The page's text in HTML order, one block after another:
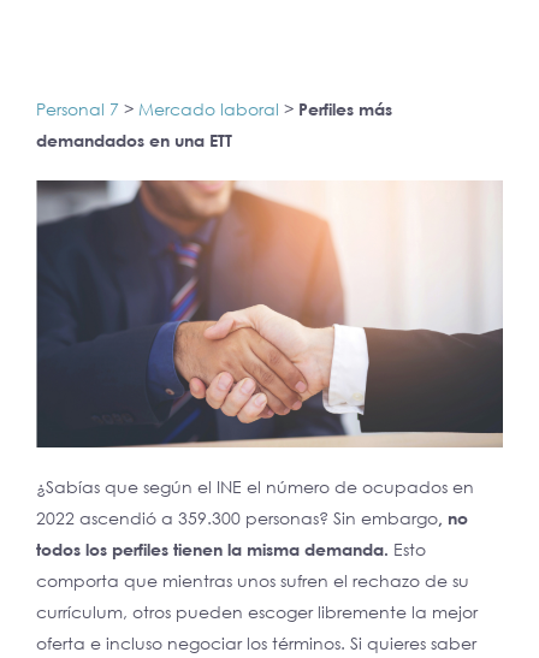
Personal 7 > Mercado laboral > Perfiles más
demandados en una ETT
¿Sabías que según el INE el número de ocupados en
2022 ascendió a 359.300 personas? Sin embargo, no
todos los perfiles tienen la misma demanda. Esto
comporta que mientras unos sufren el rechazo de su
currículum, otros pueden escoger libremente la mejor
oferta e incluso negociar los términos. Si quieres saber